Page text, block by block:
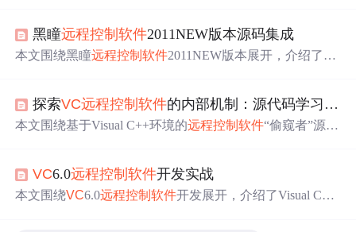
线程并发处理及加密安全等方面，助于理解远程控制
构建和提升C++编程能力。
黑瞳远程控制软件2011NEW版本源码集成
本文围绕黑瞳远程控制软件2011NEW版本展开，介绍了 远
程，分析配置与资源文件。最后详细介绍 软件基本、高级
功能及定制扩展性。
探索VC远程控制软件的内部机制：源代码学习指南
本文围绕基于Visual C++环境的远程控制软件“偷窥者”源代
构，还探讨了网络编程、多线程、进程间通信、安全机制
等内容，助开发者掌握关键知识点。
VC6.0远程控制软件开发实战
本文围绕VC6.0远程控制软件开发展开，介绍了Visual C++